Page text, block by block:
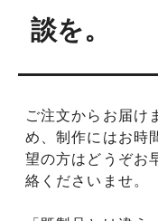
談を。
ご注文からお届け
め、制作にはお時
望の方はどうぞお
絡くださいませ。